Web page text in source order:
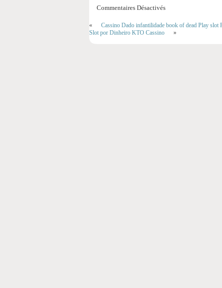
Commentaires Désactivés
«
Cassino Dado infantilidade book of dead Play slot
Slot por Dinheiro KTO Cassino
»